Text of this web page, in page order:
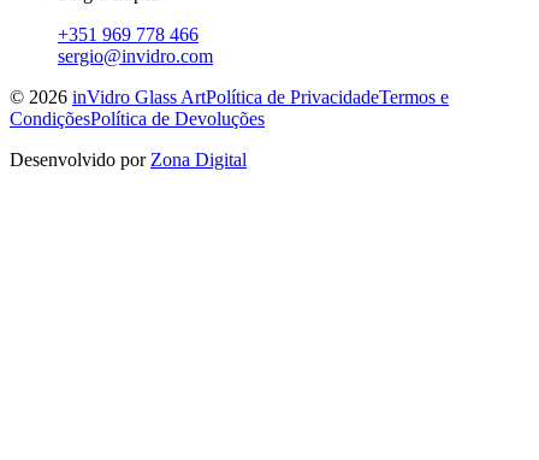
+351 969 778 466
sergio@invidro.com
© 2026 inVidro Glass ArtPolítica de PrivacidadeTermos e
CondiçõesPolítica de Devoluções
Desenvolvido por Zona Digital